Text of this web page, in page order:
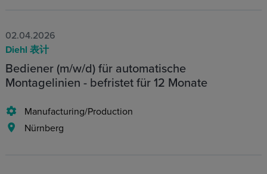
02.04.2026
Diehl 表计
Bediener (m/w/d) für automatische
Montagelinien - befristet für 12 Monate
Manufacturing/Production
Nürnberg